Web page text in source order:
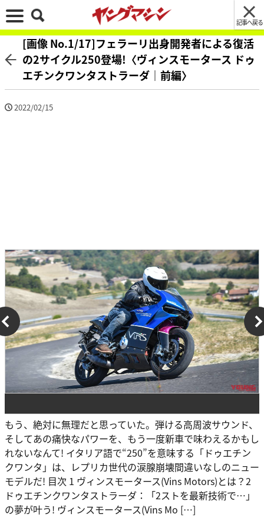
記事へ戻る
[画像 No.1/17]フェラーリ出身開発者による復活
の2サイクル250登場!〈ヴィンスモータース ドゥ
エチンクワンタストラーダ｜前編〉
2022/02/15
もう、絶対に無理だと思っていた。弾ける高周波サウンド、
そしてあの痛快なパワーを、もう一度新車で味わえるかもし
れないなんて! イタリア語で“250”を意味する「ドゥエチン
クワンタ」は、レプリカ世代の涙腺崩壊間違いなしのニュー
モデルだ! 目次 1 ヴィンスモータース(Vins Motors)とは？2
ドゥエチンクワンタストラーダ：「2ストを最新技術で…」
の夢が叶う! ヴィンスモータース(Vins Mo […]